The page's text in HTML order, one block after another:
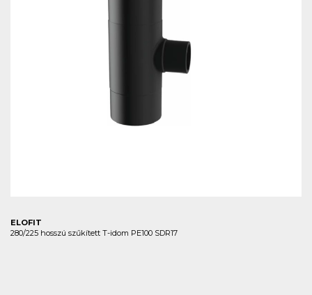
ELOFIT
280/225 hosszú szűkített T-idom PE100 SDR17